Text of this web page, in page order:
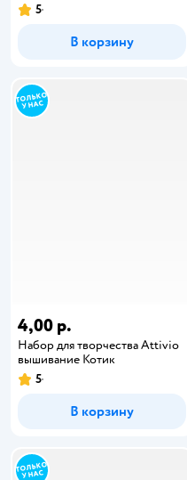
5
В корзину
4,00 р.
Набор для творчества Attivio
вышивание Котик
5
В корзину